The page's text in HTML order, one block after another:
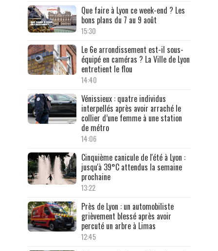
Que faire à Lyon ce week-end ? Les
bons plans du 7 au 9 août
15:30
Le 6e arrondissement est-il sous-
équipé en caméras ? La Ville de Lyon
entretient le flou
14:40
Vénissieux : quatre individus
interpellés après avoir arraché le
collier d’une femme à une station
de métro
14:06
Cinquième canicule de l'été à Lyon :
jusqu'à 39°C attendus la semaine
prochaine
13:22
Près de Lyon : un automobiliste
grièvement blessé après avoir
percuté un arbre à Limas
12:45